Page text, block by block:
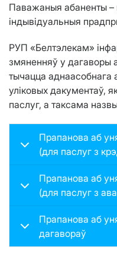
Паважаныя абаненты
індывідуальныя
РУП «Белтэлекам»
змяненняў у дагаворы
тычацца
уліковых дакументаў,
паслуг, а таксама
Прапанова аб
(для паслуг з
Прапанова аб
(для паслуг з
Прапанова аб
дагавораў